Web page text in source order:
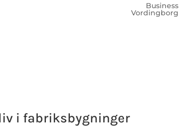
Business
Vordingborg
i fabriksbygninger